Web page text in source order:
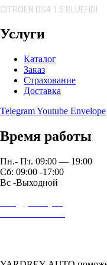
CITROËN DS4 1.5 BLUEHDI
Услуги
Каталог
Заказ
Страхование
Доставка
TelegramYoutube Envelope
Время работы
Пн.- Пт. 09:00 — 19:00
Сб: 09:00 -17:00
Вс -Выходной